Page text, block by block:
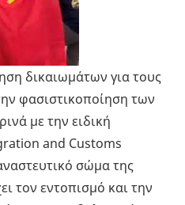
δικαιωμάτων για τους
φασιστικοποίηση των
με την ειδική
and Customs
σώμα της
τον εντοπισμό και την